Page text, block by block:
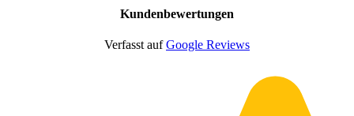
Kundenbewertungen
Verfasst aufGoogle Reviews